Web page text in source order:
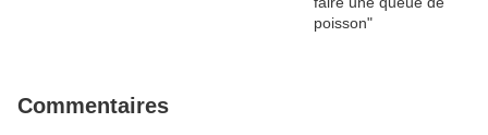
Commentaires